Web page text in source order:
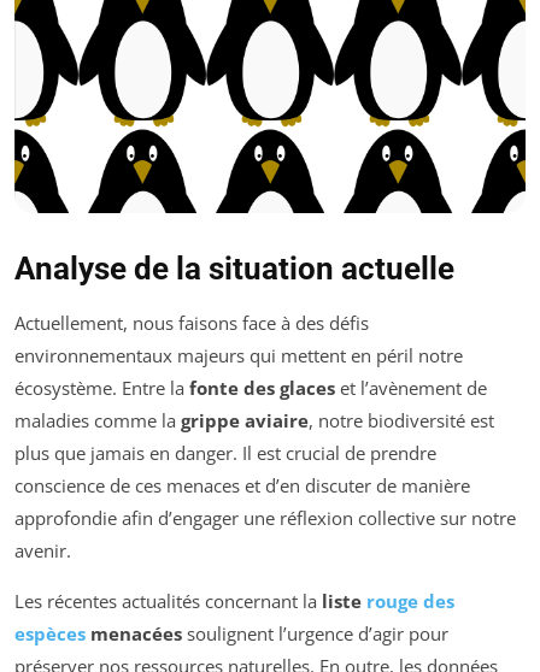
Analyse de la situation actuelle
Actuellement, nous faisons face à des défis
environnementaux majeurs qui mettent en péril notre
écosystème. Entre la fonte des glaces et l’avènement de
maladies comme la grippe aviaire, notre biodiversité est
plus que jamais en danger. Il est crucial de prendre
conscience de ces menaces et d’en discuter de manière
approfondie afin d’engager une réflexion collective sur notre
avenir.
Les récentes actualités concernant la liste rouge des
espèces menacées soulignent l’urgence d’agir pour
préserver nos ressources naturelles. En outre, les données